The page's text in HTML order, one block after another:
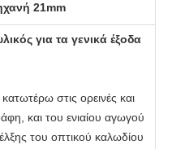
21mm
για τα γενικά έξοδα
στις ορεινές και
και του ενιαίου αγωγού
του οπτικού καλωδίου